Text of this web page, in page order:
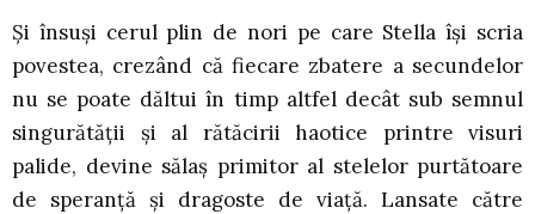
Şi însuşi cerul plin de nori pe care Stella îşi scria
povestea, crezând că fiecare zbatere a secundelor
nu se poate dăltui în timp altfel decât sub semnul
singurătăţii şi al rătăcirii haotice printre visuri
palide, devine sălaş primitor al stelelor purtătoare
de speranţă şi dragoste de viaţă. Lansate către